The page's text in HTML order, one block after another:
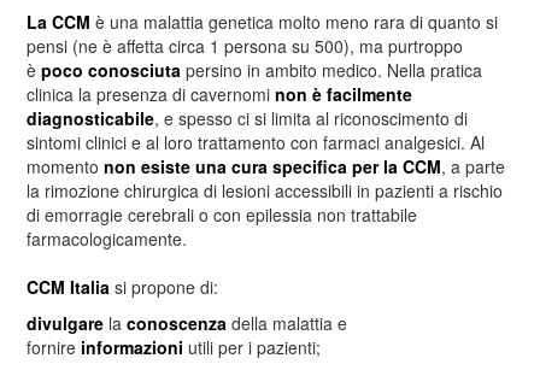
La CCM è una malattia genetica molto meno rara di quanto si
pensi (ne è affetta circa 1 persona su 500), ma purtroppo
èpoco conosciuta persino in ambito medico. Nella pratica
clinica la presenza di cavernominon è facilmente
diagnosticabile, e spesso ci si limita al riconoscimento di
sintomi clinici e al loro trattamento con farmaci analgesici. Al
momentonon esiste una cura specifica per la CCM, a parte
la rimozione chirurgica di lesioni accessibili in pazienti a rischio
di emorragie cerebrali o con epilessia non trattabile
farmacologicamente.
CCM Italia si propone di:
divulgare laconoscenza della malattia e
fornire informazioni utili per i pazienti;